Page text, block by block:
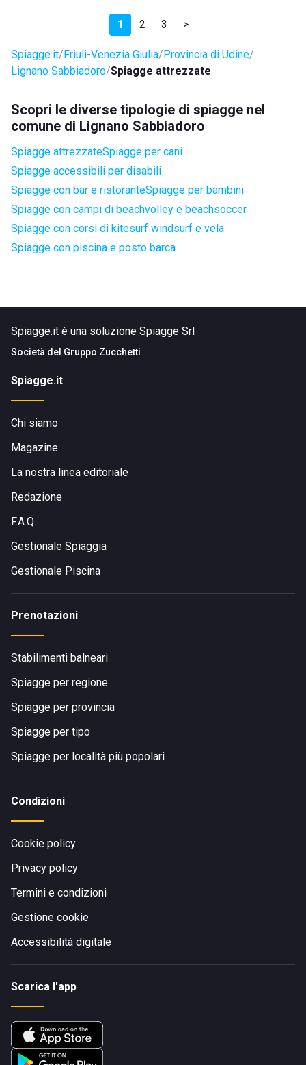
1 2 3 >
Spiagge.it Friuli-Venezia Giulia Provincia di Udine
Lignano Sabbiadoro Spiagge attrezzate
Scopri le diverse tipologie di spiagge nel
comune di Lignano Sabbiadoro
Spiagge attrezzateSpiagge per cani
Spiagge accessibili per disabili
Spiagge con bar e ristoranteSpiagge per bambini
Spiagge con campi di beachvolley e beachsoccer
Spiagge con corsi di kitesurf windsurf e vela
Spiagge con piscina e posto barca
Spiagge.it è una soluzione Spiagge Srl
Società del Gruppo Zucchetti
Spiagge.it
Chi siamo
Magazine
La nostra linea editoriale
Redazione
F.A.Q.
Gestionale Spiaggia
Gestionale Piscina
Prenotazioni
Stabilimenti balneari
Spiagge per regione
Spiagge per provincia
Spiagge per tipo
Spiagge per località più popolari
Condizioni
Cookie policy
Privacy policy
Termini e condizioni
Gestione cookie
Accessibilità digitale
Scarica l'app